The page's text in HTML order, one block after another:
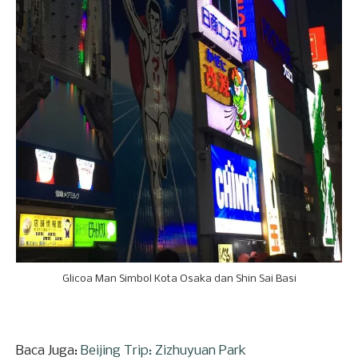
Glicoa Man Simbol Kota Osaka dan Shin Sai Basi
Baca Juga: Beijing Trip: Zizhuyuan Park